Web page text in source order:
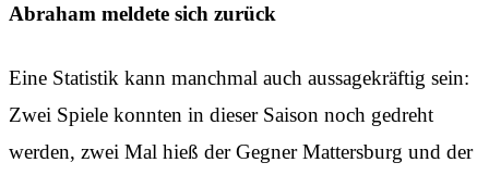
Abraham meldete sich zurück
Eine Statistik kann manchmal auch aussagekräftig sein:
Zwei Spiele konnten in dieser Saison noch gedreht
werden, zwei Mal hieß der Gegner Mattersburg und der